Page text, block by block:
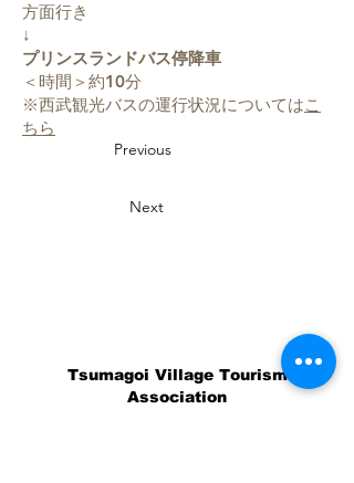
方面行き
↓
プリンスランドバス停降車
＜時間＞約10分
※西武観光バスの運行状況についてはこ
ちら
Previous
Next
Tsumagoi Village Tourism
Association